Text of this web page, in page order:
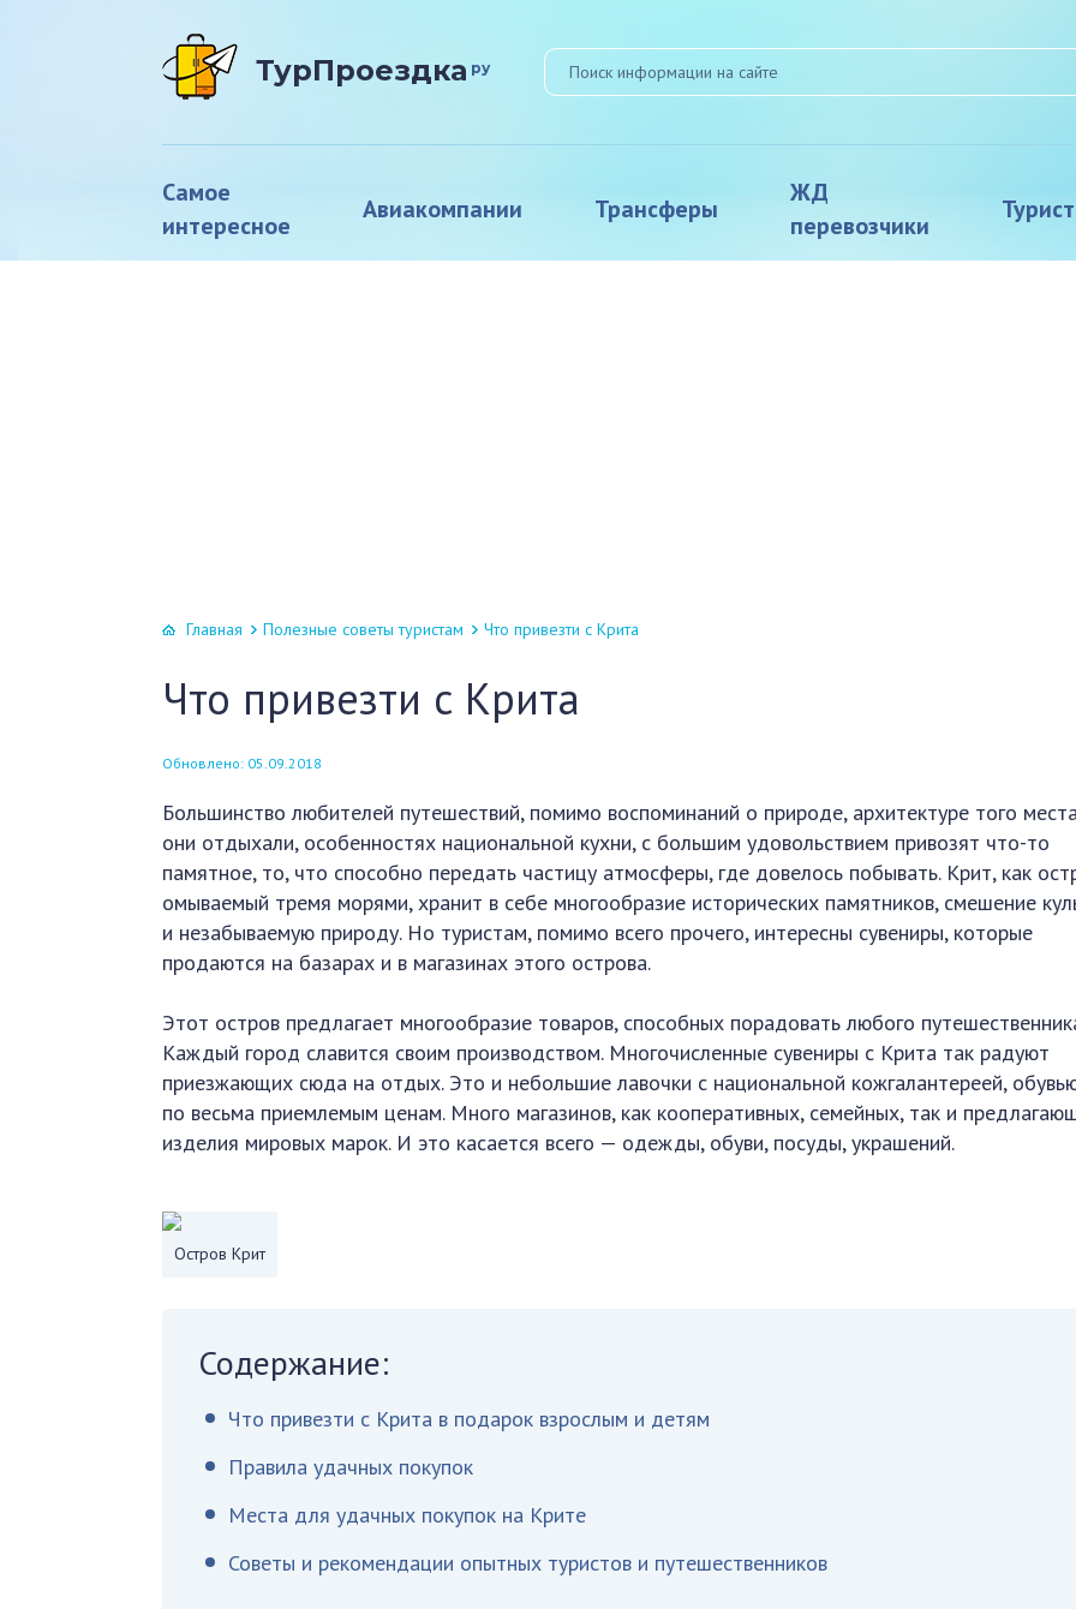
ТурПроездка ру
Самое
интересное
Авиакомпании Трансферы
ЖД
перевозчики
Главная Полезные советы туристам Что привезти с Крита
Что привезти с Крита
Обновлено: 05.09.2018
Большинство любителей путешествий, помимо воспоминаний о природе, архитектуре того
они отдыхали, особенностях национальной кухни, с большим удовольствием привозят что-то
памятное, то, что способно передать частицу атмосферы, где довелось побывать. Крит, как
омываемый тремя морями, хранит в себе многообразие исторических памятников, смешение
и незабываемую природу. Но туристам, помимо всего прочего, интересны сувениры, которые
продаются на базарах и в магазинах этого острова.
Этот остров предлагает многообразие товаров, способных порадовать любого
Каждый город славится своим производством. Многочисленные сувениры с Крита так радуют
приезжающих сюда на отдых. Это и небольшие лавочки с национальной кожгалантереей,
по весьма приемлемым ценам. Много магазинов, как кооперативных, семейных, так и
изделия мировых марок. И это касается всего — одежды, обуви, посуды, украшений.
Остров Крит
Содержание:
Что привезти с Крита в подарок взрослым и детям
Правила удачных покупок
Места для удачных покупок на Крите
Советы и рекомендации опытных туристов и путешественников